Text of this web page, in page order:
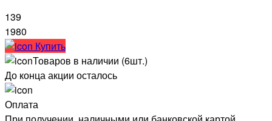
139
1980
Купить
Товаров в наличии (6шт.)
До конца акции осталось
Оплата